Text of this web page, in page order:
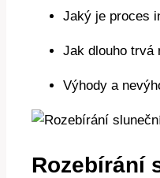
Jaký je proces
Jak dlouho trvá
Výhody a
Rozebírání